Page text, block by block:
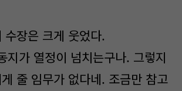
수장은 크게 웃었다.
지가 열정이 넘치는구나. 그렇지
줄 임무가 없다네. 조금만 참고